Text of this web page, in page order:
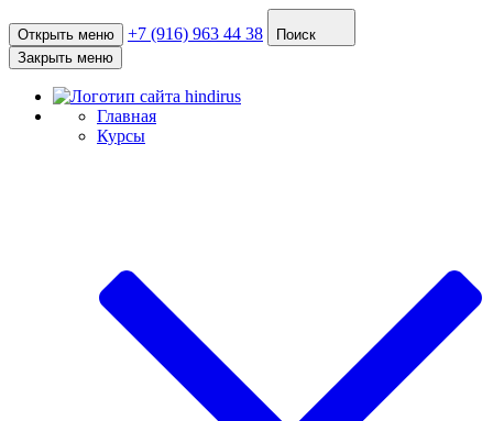
Открыть меню +7 (916) 963 44 38
Поиск
Закрыть меню
Главная
Курсы